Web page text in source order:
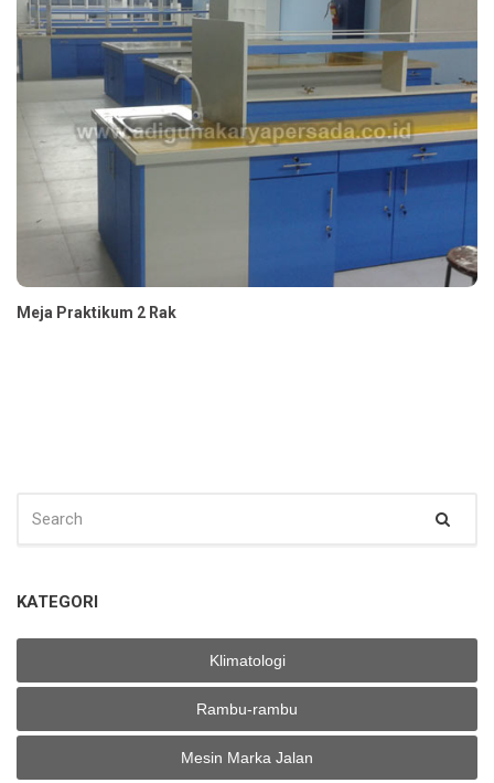
Meja Praktikum 2 Rak
FOR:
KATEGORI
Klimatologi
Rambu-rambu
Mesin Marka Jalan